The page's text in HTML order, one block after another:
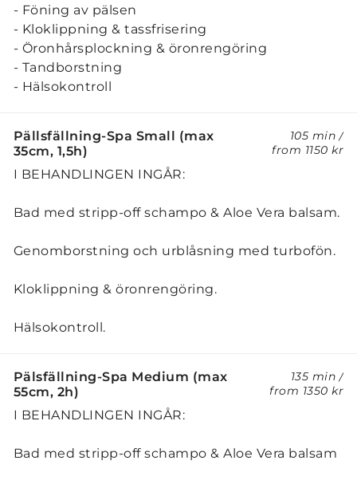
- Föning av pälsen
- Kloklippning & tassfrisering
- Öronhårsplockning & öronrengöring
- Tandborstning
- Hälsokontroll
Pällsfällning-Spa Small (max
35cm, 1,5h)
105 min/
from 1150 kr
I BEHANDLINGEN INGÅR:
Bad med stripp-off schampo & Aloe Vera balsam.
Genomborstning och urblåsning med turbofön.
Kloklippning & öronrengöring.
Hälsokontroll.
Pälsfällning-Spa Medium (max
55cm, 2h)
135 min/
from 1350 kr
I BEHANDLINGEN INGÅR:
Bad med stripp-off schampo & Aloe Vera balsam